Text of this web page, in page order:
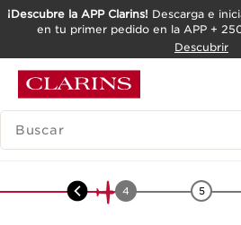
IR AL CONTENIDO
¡Descubre la APP Clarins! Descarga e
en tu primer pedido en la APP +
Descubrir
LEYENDA
Europa-
3 4 5